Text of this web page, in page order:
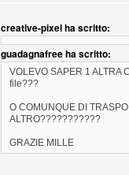
creative-pixel ha scritto:
guadagnafree ha scritto:
VOLEVO SAPER 1 ALTRA
file???
O COMUNQUE DI
ALTRO???????????
GRAZIE MILLE